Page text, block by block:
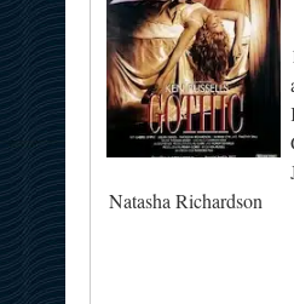
Natasha Richardson